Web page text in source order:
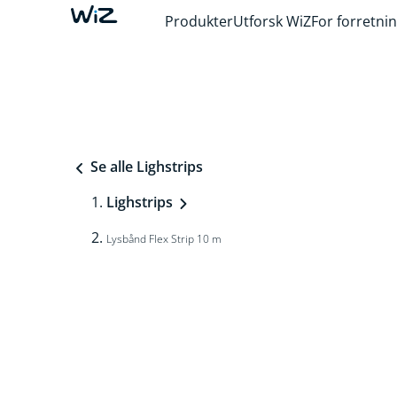
ProdukterUtforsk WiZFor
Se alle Lighstrips
Lighstrips
Lysbånd Flex Strip 10 m